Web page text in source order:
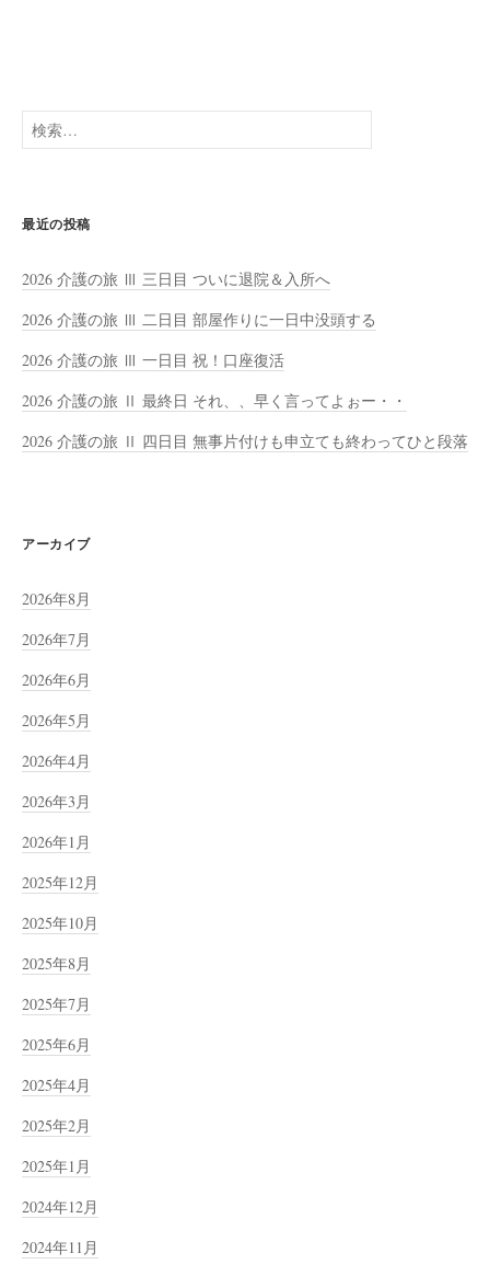
検
索:
最近の投稿
2026 介護の旅 Ⅲ 三日目 ついに退院＆入所へ
2026 介護の旅 Ⅲ 二日目 部屋作りに一日中没頭する
2026 介護の旅 Ⅲ 一日目 祝！口座復活
2026 介護の旅 Ⅱ 最終日 それ、、早く言ってよぉー・・
2026 介護の旅 Ⅱ 四日目 無事片付けも申立ても終わってひと段落
アーカイブ
2026年8月
2026年7月
2026年6月
2026年5月
2026年4月
2026年3月
2026年1月
2025年12月
2025年10月
2025年8月
2025年7月
2025年6月
2025年4月
2025年2月
2025年1月
2024年12月
2024年11月